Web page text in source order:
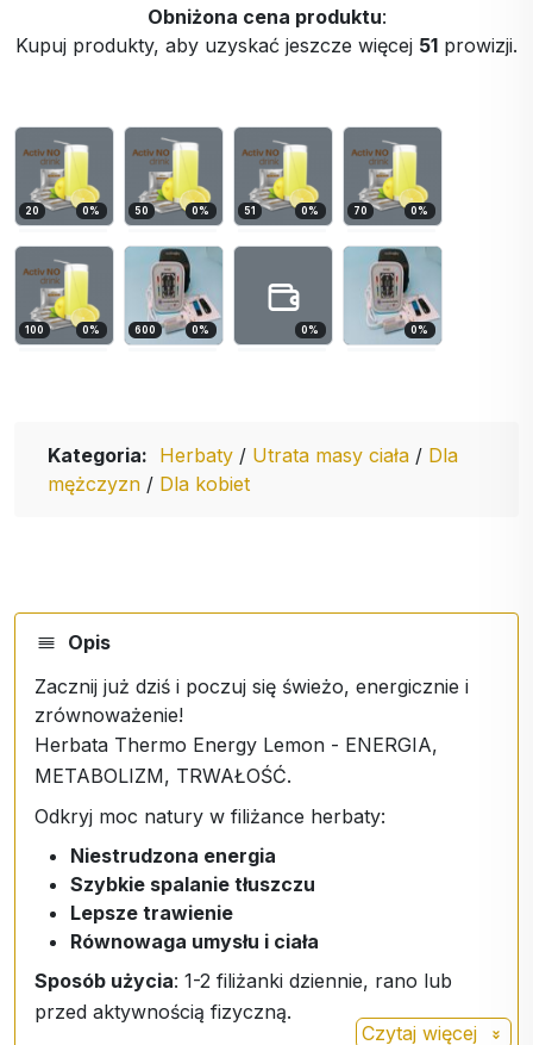
Obniżona cena produktu:
Kupuj produkty, aby uzyskać jeszcze więcej 51 prowizji.
20 0% 50 0% 51 0% 70 0%
100 0% 600 0% 0% 0%
Kategoria: Herbaty / Utrata masy ciała / Dla
mężczyzn / Dla kobiet
Opis
Zacznij już dziś i poczuj się świeżo, energicznie i
zrównoważenie!
Herbata Thermo Energy Lemon - ENERGIA,
METABOLIZM, TRWAŁOŚĆ.
Odkryj moc natury w filiżance herbaty:
Niestrudzona energia
Szybkie spalanie tłuszczu
Lepsze trawienie
Równowaga umysłu i ciała
Sposób użycia: 1-2 filiżanki dziennie, rano lub
przed aktywnością fizyczną.
Czytaj więcej